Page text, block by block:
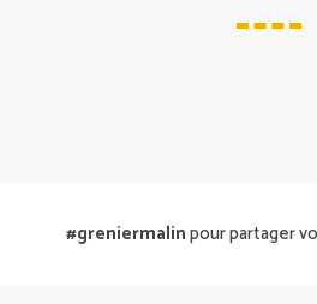
#greniermalinpour partager